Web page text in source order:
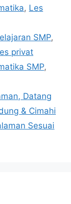
, Les
SMP,
privat
SMP,
Datang
& Cimahi
Sesuai